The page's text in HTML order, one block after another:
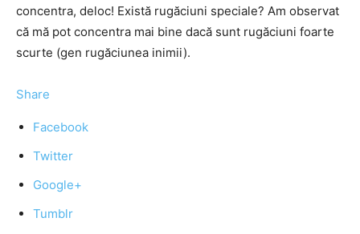
concentra, deloc! Există rugăciuni speciale? Am observat
că mă pot concentra mai bine dacă sunt rugăciuni foarte
scurte (gen rugăciunea inimii).
Share
Facebook
Twitter
Google+
Tumblr